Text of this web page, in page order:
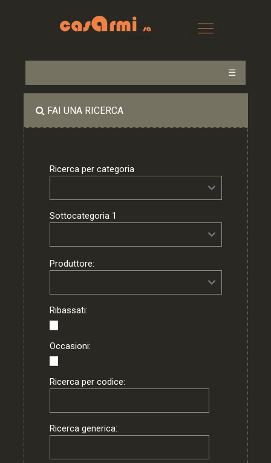
☰
FAI UNA RICERCA
Ricerca per categoria
Sottocategoria 1
Produttore:
Ribassati:
Occasioni:
Ricerca per codice:
Ricerca generica: